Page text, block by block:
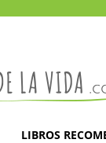
la
vida
LIBROS